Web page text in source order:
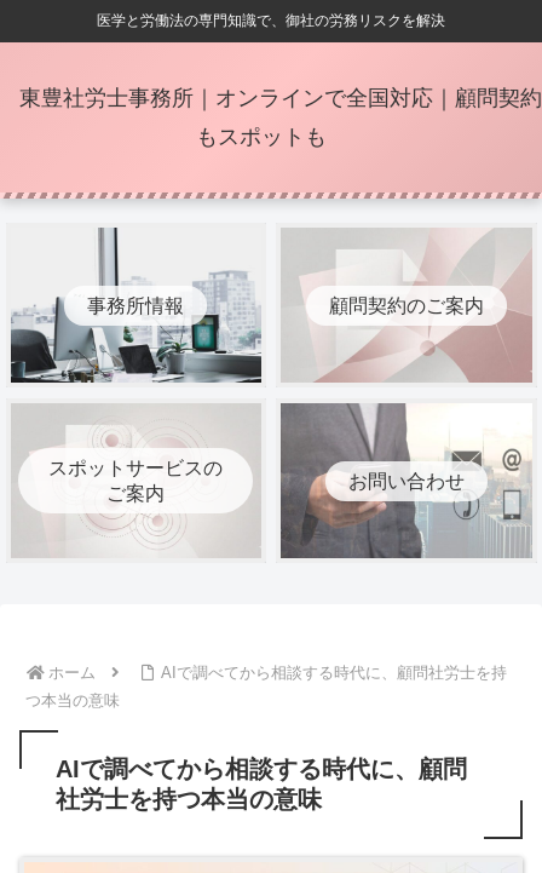
医学と労働法の専門知識で、御社の労務リスクを解決
東豊社労士事務所｜オンラインで全国対応｜顧問契約
もスポットも
事務所情報 顧問契約のご案内
スポットサービスの
ご案内
お問い合わせ
ホーム
AIで調べてから相談する時代に、顧問社労士を持
つ本当の意味
AIで調べてから相談する時代に、顧問
社労士を持つ本当の意味